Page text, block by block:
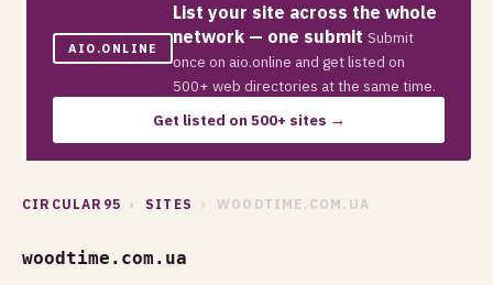
AIO.ONLINE
List your site across the whole
network — one submit Submit
once on aio.online and get listed on
500+ web directories at the same time.
Get listed on 500+ sites →
CIRCULAR95 › SITES › WOODTIME.COM.UA
woodtime.com.ua